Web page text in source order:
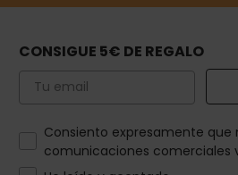
CONSIGUE 5€ DE REGALO
Email
How would you like to hear
Consiento expresamente que
comunicaciones comerciales